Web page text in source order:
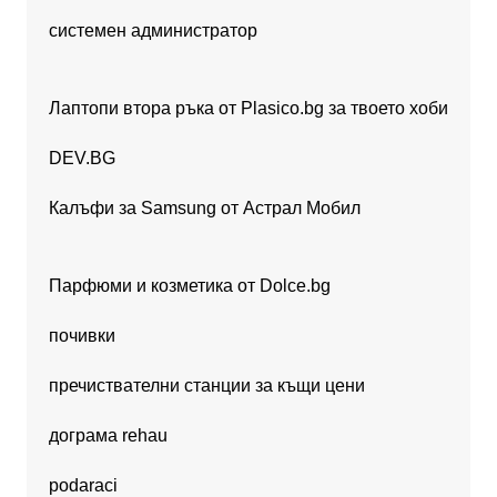
системен администратор
Лаптопи втора ръка от Plasico.bg за твоето хоби
DEV.BG
Калъфи за Samsung от Астрал Мобил
Парфюми и козметика от Dolce.bg
почивки
пречиствателни станции за къщи цени
дограма rehau
podaraci